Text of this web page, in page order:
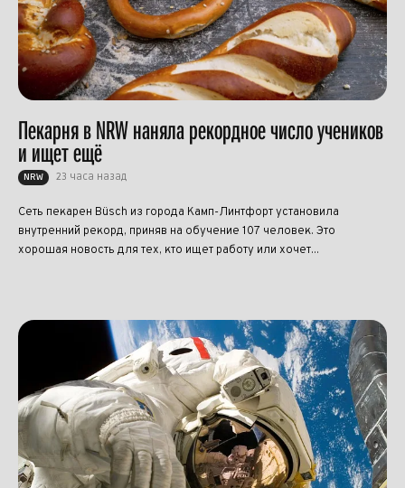
Пекарня в NRW наняла рекордное число учеников
и ищет ещё
NRW 23 часа назад
Сеть пекарен Büsch из города Камп-Линтфорт установила
внутренний рекорд, приняв на обучение 107 человек. Это
хорошая новость для тех, кто ищет работу или хочет...